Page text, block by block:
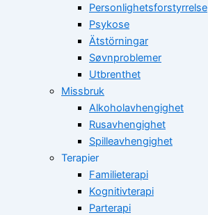
Personlighetsforstyrrelse
Psykose
Ätstörningar
Søvnproblemer
Utbrenthet
Missbruk
Alkoholavhengighet
Rusavhengighet
Spilleavhengighet
Terapier
Familieterapi
Kognitivterapi
Parterapi